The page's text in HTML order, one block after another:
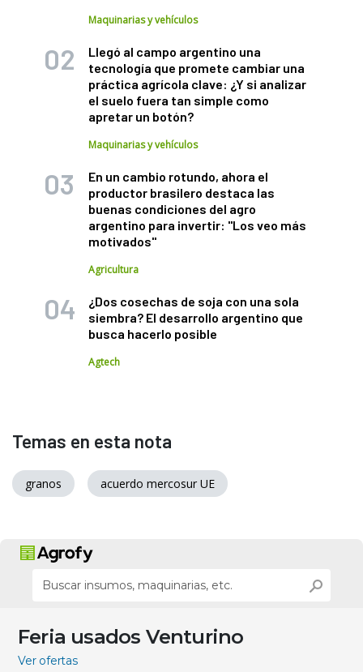
Maquinarias y vehículos
Llegó al campo argentino una
tecnología que promete cambiar una
práctica agrícola clave: ¿Y si analizar
el suelo fuera tan simple como
apretar un botón?
Maquinarias y vehículos
En un cambio rotundo, ahora el
productor brasilero destaca las
buenas condiciones del agro
argentino para invertir: "Los veo más
motivados"
Agricultura
¿Dos cosechas de soja con una sola
siembra? El desarrollo argentino que
busca hacerlo posible
Agtech
Temas en esta nota
granos acuerdo mercosur UE
Feria usados Venturino
Ver ofertas